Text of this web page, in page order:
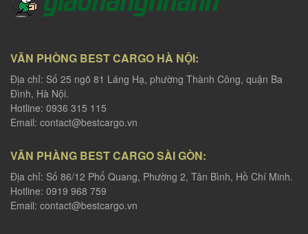
VĂN PHÒNG BEST CARGO HÀ NỘI:
Địa chỉ: Số 25 ngõ 81 Láng Hạ, phường Thành Công, quận Ba
Đình, Hà Nội.
Hotline: 0936 315 115
Email: contact@bestcargo.vn
VĂN PHÀNG BEST CARGO SÀI GÒN:
Địa chỉ: Số 86/12 Phổ Quang, Phường 2, Tân Bình, Hồ Chí Minh.
Hotline: 0919 968 759
Email: contact@bestcargo.vn